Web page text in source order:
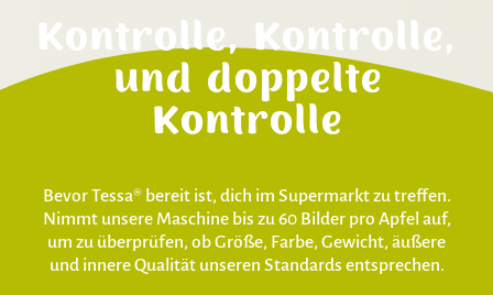
Kontrolle, Kontrolle,
und doppelte
Kontrolle
Bevor Tessa® bereit ist, dich im Supermarkt zu treffen.
Nimmt unsere Maschine bis zu 60 Bilder pro Apfel auf,
um zu überprüfen, ob Größe, Farbe, Gewicht, äußere
und innere Qualität unseren Standards entsprechen.